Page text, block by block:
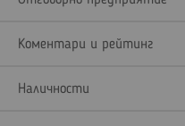
Коментари и рейтинг
Наличности